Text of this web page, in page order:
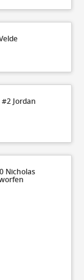
Jordan
Nicholas